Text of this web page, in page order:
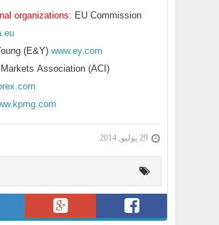
organizations: EU Commission
(E&Y)www.ey.com
Association (ACI)
29 يوليو, 2014